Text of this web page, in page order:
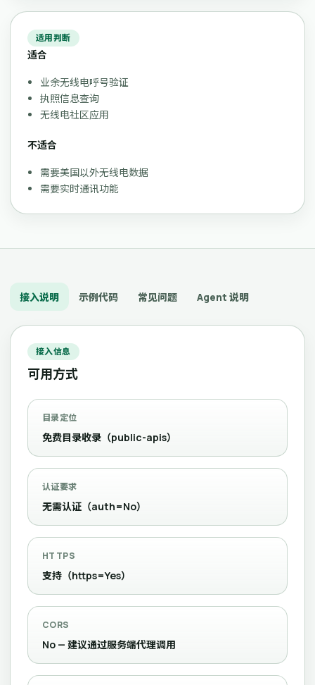
适用判断
适合
业余无线电呼号验证
执照信息查询
无线电社区应用
不适合
需要美国以外无线电数据
需要实时通讯功能
接入说明 示例代码 常见问题 Agent 说明
接入信息
可用方式
目录定位
免费目录收录（public-apis）
认证要求
无需认证（auth=No）
HTTPS
支持（https=Yes）
CORS
No — 建议通过服务端代理调用